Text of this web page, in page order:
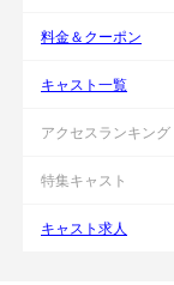
料金＆クーポン
キャスト一覧
アクセスランキング
特集キャスト
キャスト求人